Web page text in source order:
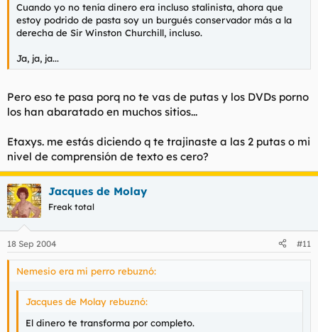
Cuando yo no tenía dinero era incluso stalinista, ahora que
estoy podrido de pasta soy un burgués conservador más a la
derecha de Sir Winston Churchill, incluso.
Ja, ja, ja...
Pero eso te pasa porq no te vas de putas y los DVDs porno
los han abaratado en muchos sitios...
Etaxys. me estás diciendo q te trajinaste a las 2 putas o mi
nivel de comprensión de texto es cero?
Jacques de Molay
Freak total
18 Sep 2004 #11
Nemesio era mi perro rebuznó:
Jacques de Molay rebuznó:
El dinero te transforma por completo.